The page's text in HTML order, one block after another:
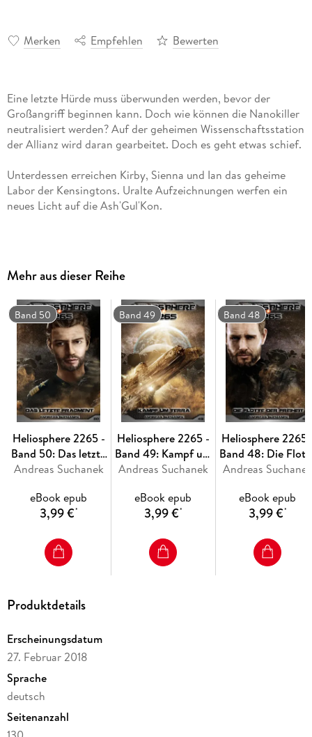
Merken Empfehlen Bewerten
Eine letzte Hürde muss überwunden werden, bevor der
Großangriff beginnen kann. Doch wie können die Nanokiller
neutralisiert werden? Auf der geheimen Wissenschaftsstation
Unterdessen erreichen Kirby, Sienna und Ian das geheime
Labor der Kensingtons. Uralte Aufzeichnungen werfen ein
Dies ist der 47. Roman aus der Reihe "Heliosphere 2265".
Mehr aus dieser Reihe
Band 50
Heliosphere 2265 -
Band 50: Das letzte
Fragment
Andreas Suchanek
eBook epub
3,99 €*
Band 49
Heliosphere 2265 -
Band 49: Kampf um
Terra
Andreas Suchanek
eBook epub
3,99 €*
Band 48
Heliosphere 2265
Band 48: Die
der Freiheit
Andreas Suchanek
eBook epub
3,99 €*
Produktdetails
Erscheinungsdatum
27. Februar 2018
Sprache
deutsch
Seitenanzahl